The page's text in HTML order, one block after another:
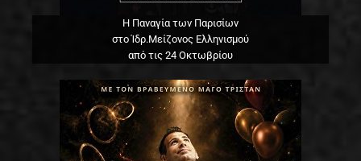
Η Παναγία των Παρισίων
στο Ίδρ.Μείζονος Ελληνισμού
από τις 24 Οκτωβρίου